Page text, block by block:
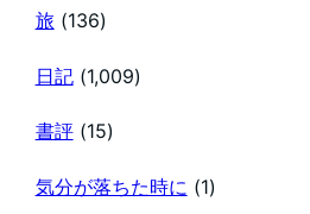
旅 (136)
日記(1,009)
書評(15)
気分が落ちた時に (1)